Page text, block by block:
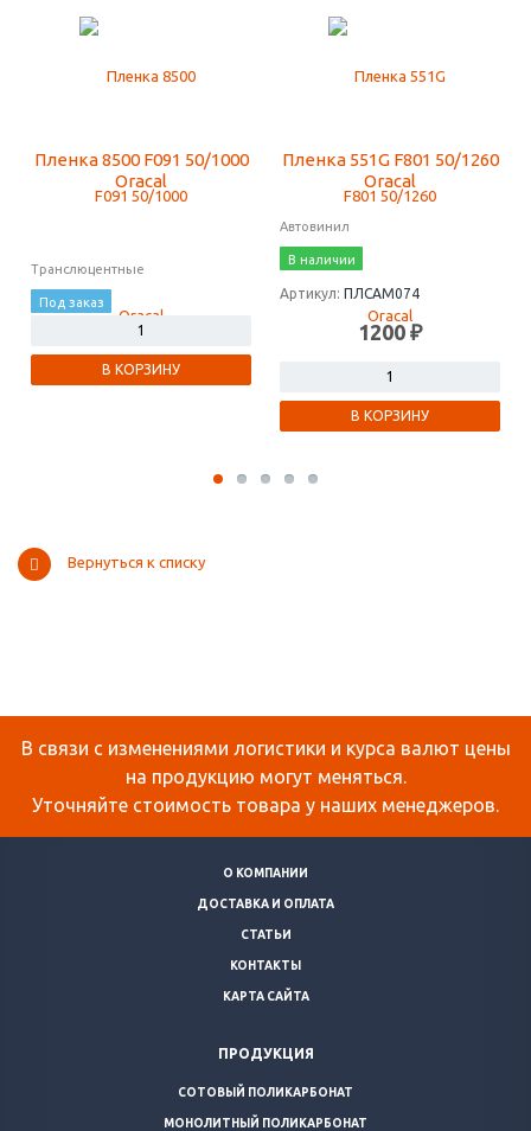
Пленка 8500 F091 50/1000
Oracal
Транслюцентные
Под заказ
В КОРЗИНУ
Пленка 551G F801 50/1260
Oracal
Автовинил
В наличии
Артикул: ПЛСАМ074
1200 ₽
В КОРЗИНУ
Вернуться к списку
В связи с изменениями логистики и курса валют цены
на продукцию могут меняться.
Уточняйте стоимость товара у наших менеджеров.
О КОМПАНИИ
ДОСТАВКА И ОПЛАТА
СТАТЬИ
КОНТАКТЫ
КАРТА САЙТА
ПРОДУКЦИЯ
СОТОВЫЙ ПОЛИКАРБОНАТ
МОНОЛИТНЫЙ ПОЛИКАРБОНАТ